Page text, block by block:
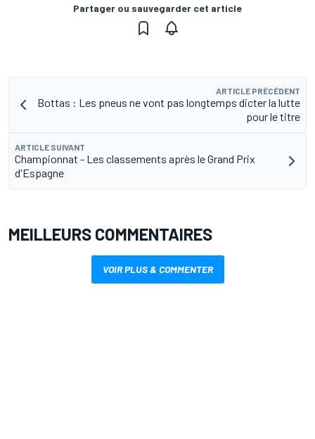
Partager ou sauvegarder cet article
ARTICLE PRÉCÉDENT
Bottas : Les pneus ne vont pas longtemps dicter la lutte
pour le titre
ARTICLE SUIVANT
Championnat - Les classements après le Grand Prix
d'Espagne
MEILLEURS COMMENTAIRES
VOIR PLUS & COMMENTER